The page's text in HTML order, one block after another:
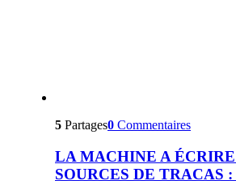
5 Partages0 Commentaires
LA MACHINE A
SOURCES DE TRACAS :